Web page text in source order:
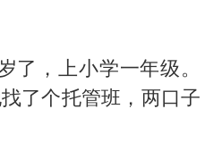
士兵把枪口对准中国记者
了，上小学一年级。
了个托管班，两口子